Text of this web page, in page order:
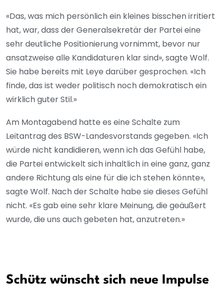
«Das, was mich persönlich ein kleines bisschen irritiert
hat, war, dass der Generalsekretär der Partei eine
sehr deutliche Positionierung vornimmt, bevor nur
ansatzweise alle Kandidaturen klar sind», sagte Wolf.
Sie habe bereits mit Leye darüber gesprochen. «Ich
finde, das ist weder politisch noch demokratisch ein
wirklich guter Stil.»
Am Montagabend hatte es eine Schalte zum
Leitantrag des BSW-Landesvorstands gegeben. «Ich
würde nicht kandidieren, wenn ich das Gefühl habe,
die Partei entwickelt sich inhaltlich in eine ganz, ganz
andere Richtung als eine für die ich stehen könnte»,
sagte Wolf. Nach der Schalte habe sie dieses Gefühl
nicht. «Es gab eine sehr klare Meinung, die geäußert
wurde, die uns auch gebeten hat, anzutreten.»
Schütz wünscht sich neue Impulse